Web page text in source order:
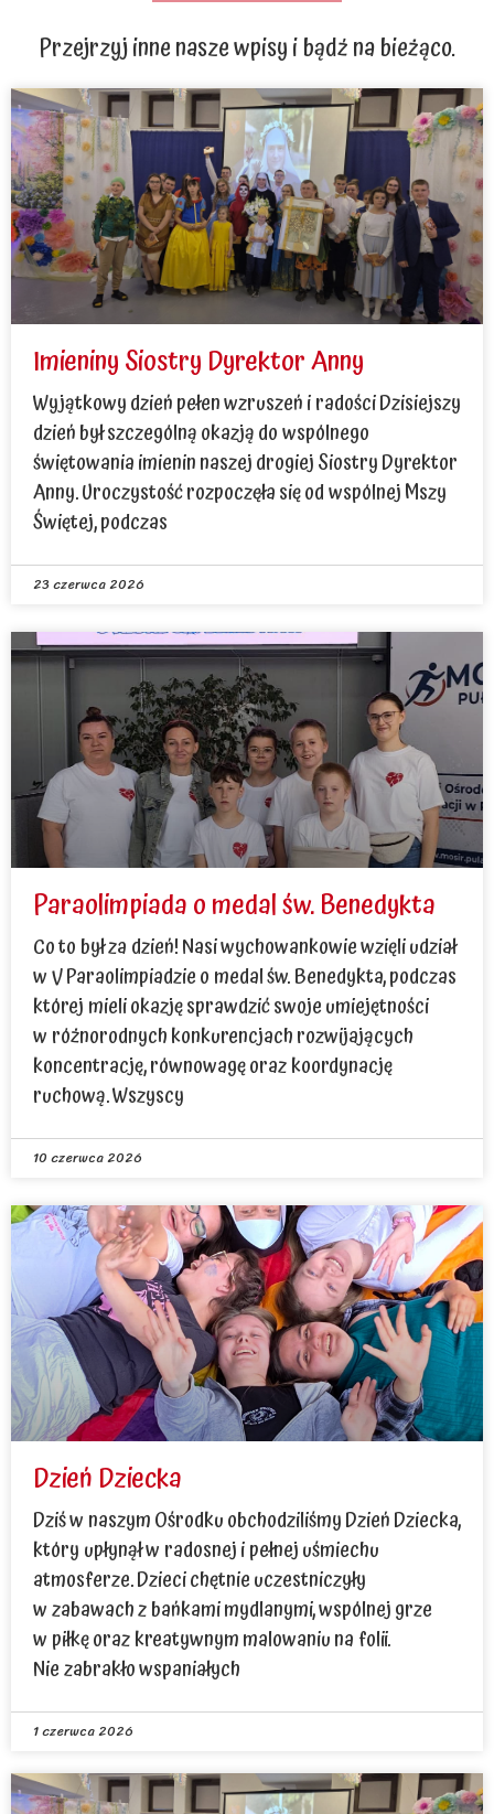
Przejrzyj inne nasze wpisy i bądź na bieżąco.
Imieniny Siostry Dyrektor Anny
Wyjątkowy dzień pełen wzruszeń i radości Dzisiejszy
dzień był szczególną okazją do wspólnego
świętowania imienin naszej drogiej Siostry Dyrektor
Anny. Uroczystość rozpoczęła się od wspólnej Mszy
Świętej, podczas
23 czerwca 2026
Paraolimpiada o medal św. Benedykta
Co to był za dzień! Nasi wychowankowie wzięli udział
w V Paraolimpiadzie o medal św. Benedykta, podczas
której mieli okazję sprawdzić swoje umiejętności
w różnorodnych konkurencjach rozwijających
koncentrację, równowagę oraz koordynację
ruchową. Wszyscy
10 czerwca 2026
Dzień Dziecka
Dziś w naszym Ośrodku obchodziliśmy Dzień Dziecka,
który upłynął w radosnej i pełnej uśmiechu
atmosferze. Dzieci chętnie uczestniczyły
w zabawach z bańkami mydlanymi, wspólnej grze
w piłkę oraz kreatywnym malowaniu na folii.
Nie zabrakło wspaniałych
1 czerwca 2026